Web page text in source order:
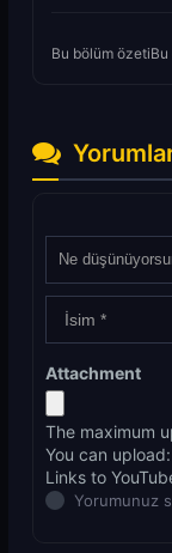
Bu bölüm
Attachment
The maximum
You can upload:
Links to
Yorumunuz